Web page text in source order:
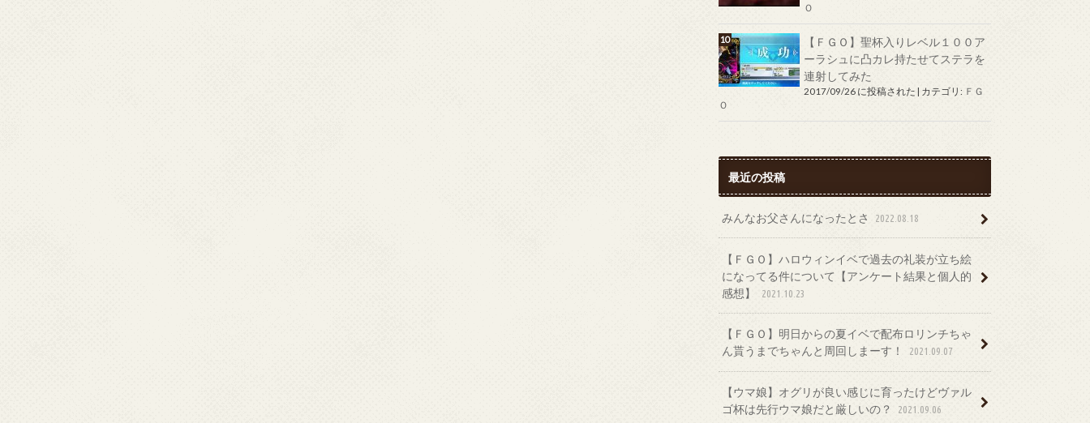
Ｏ
【ＦＧＯ】聖杯入りレベル１００ア
ーラシュに凸カレ持たせてステラを
連射してみた
2017/09/26 に投稿された | カテゴリ: ＦＧ
Ｏ
最近の投稿
みんなお父さんになったとさ 2022.08.18
【ＦＧＯ】ハロウィンイベで過去の礼装が立ち絵
になってる件について【アンケート結果と個人的
感想】
2021.10.23
【ＦＧＯ】明日からの夏イベで配布ロリンチちゃ
ん貰うまでちゃんと周回しまーす！
2021.09.07
【ウマ娘】オグリが良い感じに育ったけどヴァル
ゴ杯は先行ウマ娘だと厳しいの？
2021.09.06